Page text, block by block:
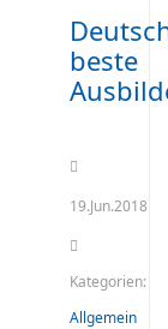
beste
19.Jun.2018
Kategorien:
Allgemein